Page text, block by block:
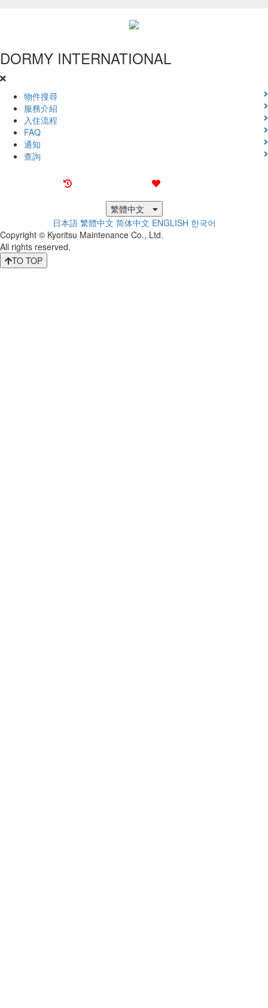
DORMY INTERNATIONAL
物件搜尋
服務介紹
入住流程
FAQ
通知
查詢
繁體中文
日本語 繁體中文 简体中文 ENGLISH 한국어
Copyright © Kyoritsu Maintenance Co., Ltd.
All rights reserved.
TO TOP